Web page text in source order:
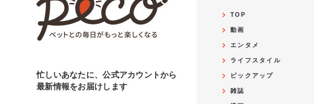
忙しいあなたに、公式アカウントから
最新情報をお届けします
TOP
動画
エンタメ
ライフスタイル
ピックアップ
雑誌